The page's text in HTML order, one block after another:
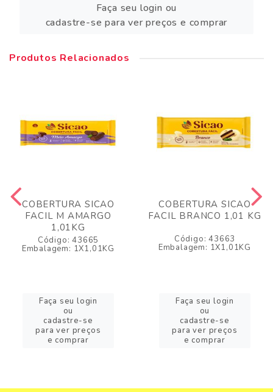
Faça seu login ou
cadastre-se para ver preços e comprar
Produtos Relacionados
COBERTURA SICAO
FACIL M AMARGO
1,01KG
Código: 43665
Embalagem: 1X1,01KG
Faça seu login
ou
cadastre-se
para ver preços
e comprar
COBERTURA SICAO
FACIL BRANCO 1,01 KG
Código: 43663
Embalagem: 1X1,01KG
Faça seu login
ou
cadastre-se
para ver preços
e comprar